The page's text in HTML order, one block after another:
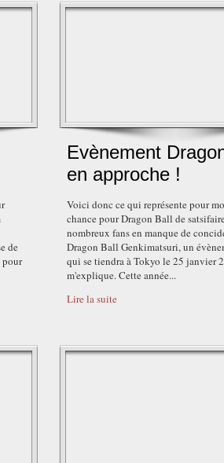
de
pour
Evènement
en approche !
Voici donc ce qui représente pour
chance pour Dragon Ball de
nombreux fans en manque de
Dragon Ball Genkimatsuri, un
qui se tiendra à Tokyo le 25 janvier
m'explique. Cette année...
Lire la suite